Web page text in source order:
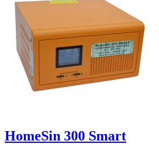
HomeSin 300 Smart